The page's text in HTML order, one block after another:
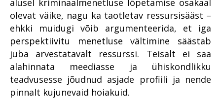
Riigivastased süüteod
Suur samm edasi
investeerimiskelmuste
pandeemia peatamiseks
Suure kahjuga
majanduskuritegevus
Süüdistusosakond aastal
2021
Avalike suhete osakond 2020.
aastal
Süüdistusosakond 2020.
aastal
Järelevalveosakond 2020.
aastal
Haldusosakond 2020. aastal
Haldusosakond aastal 2019
Rahvusvaheline koostöö 2019
Valmisid prokuröride
kompetentsimudelid
Prokuratuur 2015–2019
Prokuratuuri aastaraamat
2017
Ühenda prokurör tema
lemmikuga
Rahvusvaheline koostöö
Prokuratuuri panus
õigusloomesse
Prokuratuuri aastaraamat
2016
olevat väike, nagu ka taotletav ressursisääst –
ehkki muidugi võib argumenteerida, et iga
perspektiivitu menetluse vältimine säästab
juba arvestatavalt ressurssi. Teisalt ei saa
alahinnata meediasse ja ühiskondlikku
teadvusesse jõudnud asjade profiili ja nende
pinnalt kujunevaid hoiakuid.